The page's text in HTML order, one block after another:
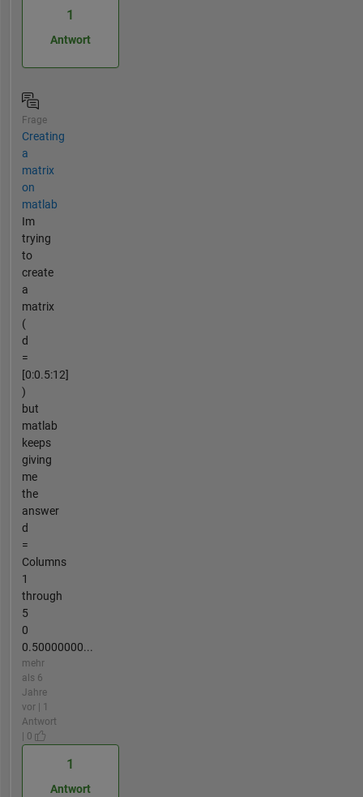
1
Antwort
Frage
Creating
a
matrix
on
matlab
Im
trying
to
create
a
matrix
(
d
=
[0:0.5:12]
)
but
matlab
keeps
giving
me
the
answer
d
=
Columns
1
through
5
0
0.50000000...
mehr
als 6
Jahre
vor | 1
Antwort
| 0
1
Antwort